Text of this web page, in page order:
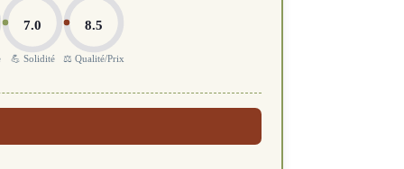
7.0
💪 Solidité
8.5
⚖️ Qualité/Prix